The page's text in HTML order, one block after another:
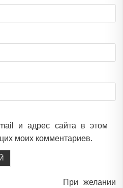
и адрес сайта в этом
моих комментариев.
При желании